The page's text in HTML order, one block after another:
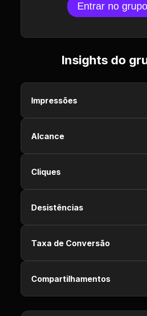
Entrar no grupo
Insights do
Impressões
Alcance
Cliques
Desistências
Taxa de Conversão
Compartilhamentos